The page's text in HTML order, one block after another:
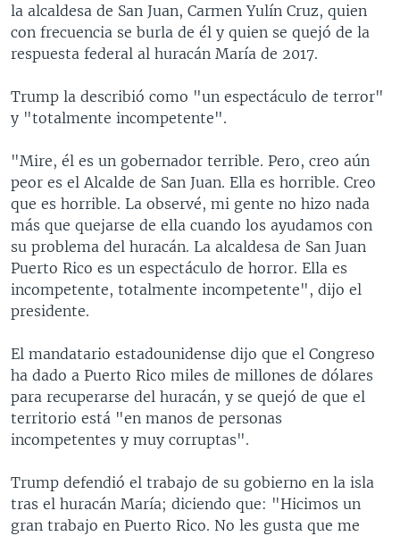
la alcaldesa de San Juan, Carmen Yulín Cruz, quien
con frecuencia se burla de él y quien se quejó de la
respuesta federal al huracán María de 2017.
Trump la describió como "un espectáculo de terror"
y "totalmente incompetente".
"Mire, él es un gobernador terrible. Pero, creo aún
peor es el Alcalde de San Juan. Ella es horrible. Creo
que es horrible. La observé, mi gente no hizo nada
más que quejarse de ella cuando los ayudamos con
su problema del huracán. La alcaldesa de San Juan
Puerto Rico es un espectáculo de horror. Ella es
incompetente, totalmente incompetente", dijo el
presidente.
El mandatario estadounidense dijo que el Congreso
ha dado a Puerto Rico miles de millones de dólares
para recuperarse del huracán, y se quejó de que el
territorio está "en manos de personas
incompetentes y muy corruptas".
Trump defendió el trabajo de su gobierno en la isla
tras el huracán María; diciendo que: "Hicimos un
gran trabajo en Puerto Rico. No les gusta que me